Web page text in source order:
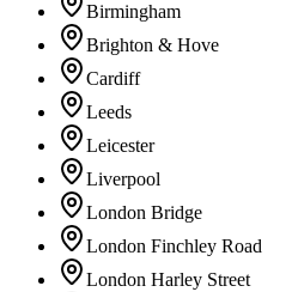
Birmingham
Brighton & Hove
Cardiff
Leeds
Leicester
Liverpool
London Bridge
London Finchley Road
London Harley Street